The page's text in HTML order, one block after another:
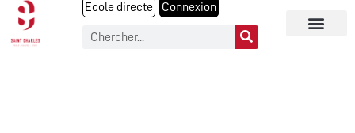
Ecole directe Connexion